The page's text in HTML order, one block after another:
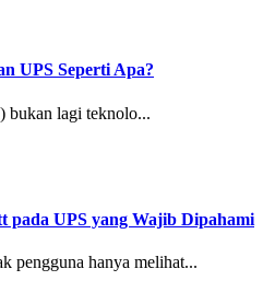
UPS Seperti Apa?
lagi teknolo...
pada UPS yang Wajib Dipahami
pengguna hanya melihat...